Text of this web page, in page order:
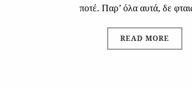
ποτέ. Παρ’ όλα αυτά, δε
READ MORE